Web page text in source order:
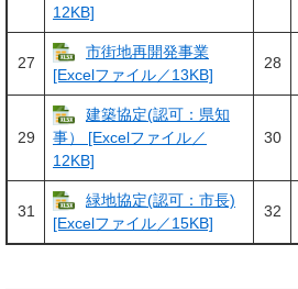
12KB]
27
市街地再開発事業
[Excelファイル／13KB]
28
29
建築協定(認可：県知
事） [Excelファイル／
12KB]
30
31
緑地協定(認可：市長)
[Excelファイル／15KB]
32